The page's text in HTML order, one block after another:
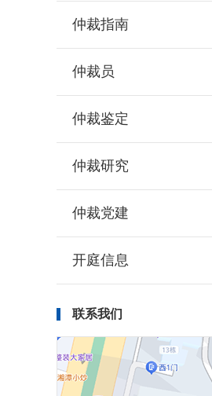
仲裁指南
仲裁员
仲裁鉴定
仲裁研究
仲裁党建
开庭信息
联系我们